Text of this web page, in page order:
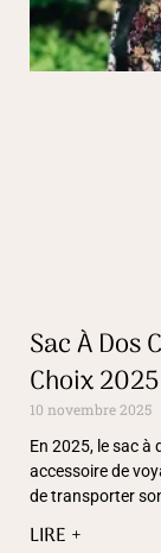
Sac À Dos
Choix 2025
10 novembre 2025
En 2025, le sac
accessoire de
de transporter
LIRE +